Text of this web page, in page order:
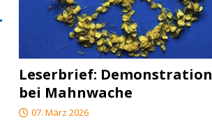
Leserbrief: Demonstration
bei Mahnwache
07. März 2026